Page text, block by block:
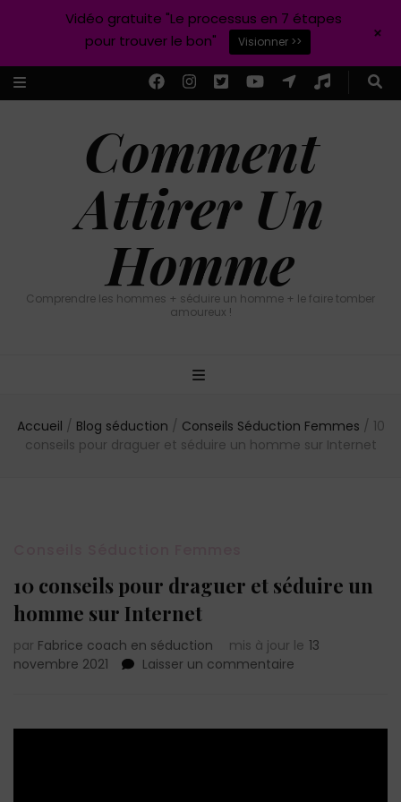
Comment
Attirer Un
Homme
Comprendre les hommes + séduire un homme + le faire tomber
amoureux !
Accueil / Blog séduction / Conseils Séduction Femmes / 10
conseils pour draguer et séduire un homme sur Internet
10 conseils pour draguer et séduire un
homme sur Internet
par Fabrice coach en séduction mis à jour le 13
novembre 2021
Laisser un commentaire
Vidéo gratuite "Le processus en 7 étapes
pour trouver le bon"
Visionner >> +